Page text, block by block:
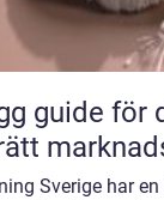
guide för
Sverige har